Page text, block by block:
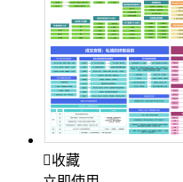
收藏